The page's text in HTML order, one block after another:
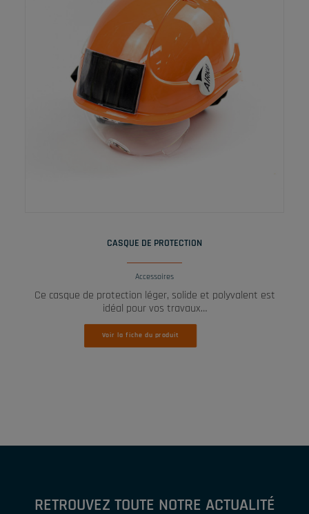
CASQUE DE PROTECTION
Accessoires
Ce casque de protection léger, solide et polyvalent est
idéal pour vos travaux…
Voir la fiche du produit
RETROUVEZ TOUTE NOTRE ACTUALITÉ